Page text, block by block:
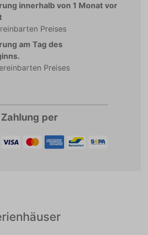
innerhalb von 1 Monat vor
Preises
am Tag des
Preises
per